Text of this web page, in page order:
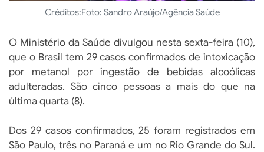
Créditos:Foto: Sandro Araújo/Agência Saúde
O Ministério da Saúde divulgou nesta sexta-feira (10),
que o Brasil tem 29 casos confirmados de intoxicação
por metanol por ingestão de bebidas alcoólicas
adulteradas. São cinco pessoas a mais do que na
última quarta (8).
Dos 29 casos confirmados, 25 foram registrados em
São Paulo, três no Paraná e um no Rio Grande do Sul.